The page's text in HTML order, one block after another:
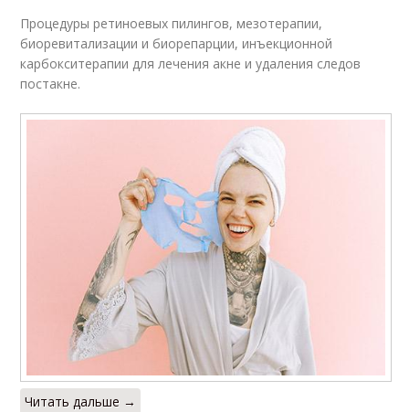
Процедуры ретиноевых пилингов, мезотерапии,
биоревитализации и биорепарции, инъекционной
карбокситерапии для лечения акне и удаления следов
постакне.
Читать дальше →